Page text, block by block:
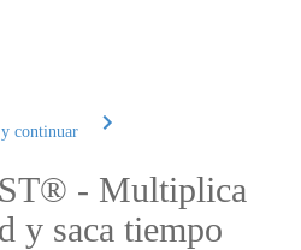
continuar
- Multiplica
y saca tiempo